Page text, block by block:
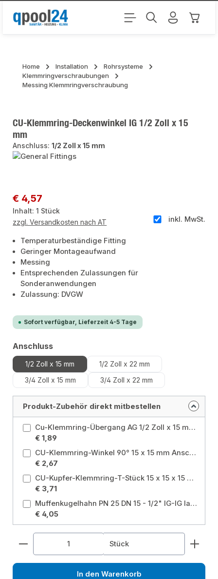
Zum Hauptinhalt springen
Home Installation
Rohrsysteme
Klemmringverschraubungen
Messing Klemmringverschraubung
CU-Klemmring-Deckenwinkel IG 1/2 Zoll x 15
mm
Anschluss:1/2 Zoll x 15 mm
Regulärer Preis:
€ 4,57
Inhalt:1 Stück
inkl. MwSt.
zzgl. Versandkosten nach AT
Temperaturbeständige Fitting
Geringer Montageaufwand
Messing
Entsprechenden Zulassungen für
Sonderanwendungen
Zulassung: DVGW
Sofort verfügbar, Lieferzeit 4-5 Tage
Anschlussauswählen
1/2 Zoll x 15 mm
1/2 Zoll x 22 mm
3/4 Zoll x 15 mm
3/4 Zoll x 22 mm
Produkt-Zubehör direkt mitbestellen
Cu-Klemmring-Übergang AG 1/2 Zoll x 15 mm Anschluss: 1/2 Zoll x 15 mm
€ 1,89
CU-Klemmring-Winkel 90° 15 x 15 mm Anschluss: 15x15 mm
€ 2,67
CU-Kupfer-Klemmring-T-Stück 15 x 15 x 15 mm Anschluss: 15x15x15 mm
€ 3,71
Muffenkugelhahn PN 25 DN 15 - 1/2" IG-IG langer Hebel ohne Entleerung für Heizung, Brauchwasser, Grauwasser, Gartenwasser Größe: 1/2 Zoll
€ 4,05
Produkt Anzahl: Gib den gewünschten Wert
Stück
In den Warenkorb